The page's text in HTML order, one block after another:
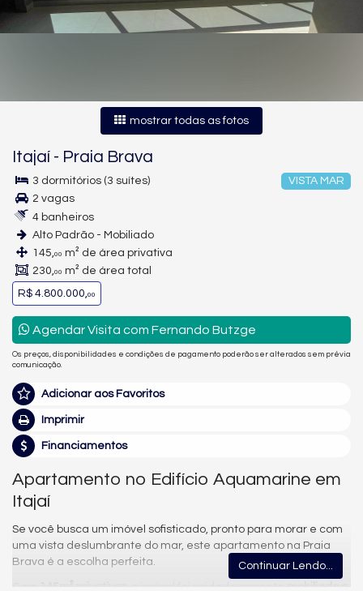
mostrar todas as fotos
Itajaí - Praia Brava
VISTA MAR
3 dormitórios (3 suítes)
2 vagas
4 banheiros
Alto Padrão - Mobiliado
145,00 m² de área privativa
230,00 m² de área total
R$ 4.800.000,00
Agendar Visita com Fernando Butzge
Os preços, disponibilidades e condições de pagamento poderão ser alterados sem prévia
comunicação.
Adicionar aos Favoritos
Imprimir
Financiamentos
Apartamento no Edifício Aquamarine em
Itajaí
Se você busca um imóvel sofisticado, pronto para morar e com
uma vista deslumbrante do mar, este apartamento na Praia
Brava é a escolha perfeita.
Com 145m² privativos , o imóvel foi cuidadosamente
mobiliado e
Continuar Lendo...